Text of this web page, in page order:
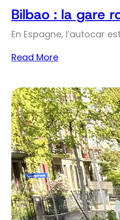
Bilbao : la gare
En Espagne, l’autocar
Read More